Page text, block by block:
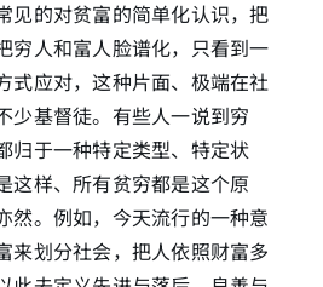
见的对贫富的简单化认识，把
穷人和富人脸谱化，只看到一
式应对，这种片面、极端在社
少基督徒。有些人一说到穷
归于一种特定类型、特定状
这样、所有贫穷都是这个原
然。例如，今天流行的一种意
来划分社会，把人依照财富多